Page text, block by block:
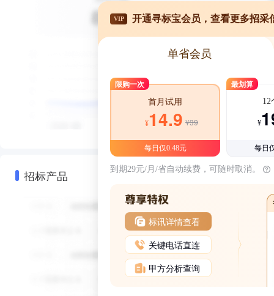
招标产品
VIP 开通寻标宝会员，查看更多招采
单省会员
限购一次
首月试用
¥14.9 ¥39
每日仅0.48元
最划算
12
¥
每日
到期29元/月/省自动续费，可随时取消。
标讯详情查看
关键电话直连
甲方分析查询